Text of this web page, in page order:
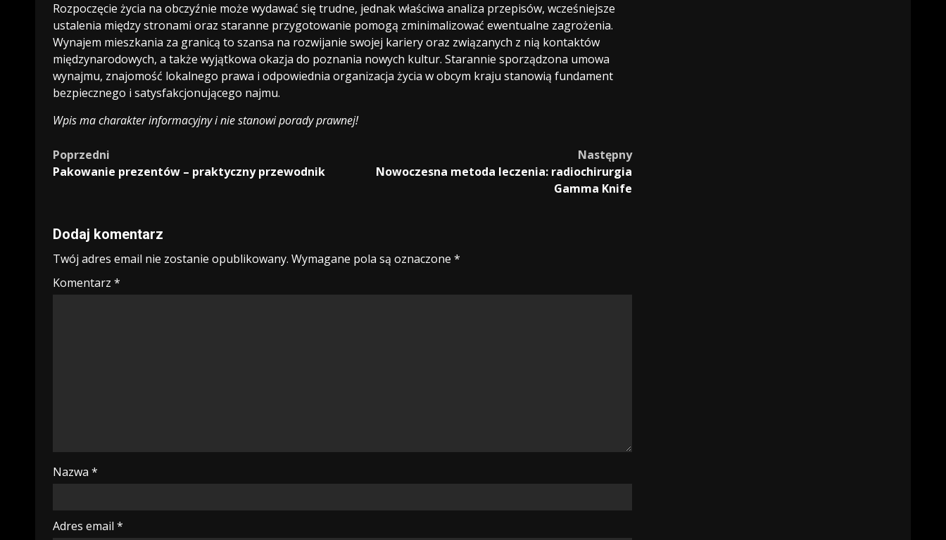
Rozpoczęcie życia na obczyźnie może wydawać się trudne, jednak właściwa analiza przepisów, wcześniejsze
ustalenia między stronami oraz staranne przygotowanie pomogą zminimalizować ewentualne zagrożenia.
Wynajem mieszkania za granicą to szansa na rozwijanie swojej kariery oraz związanych z nią kontaktów
międzynarodowych, a także wyjątkowa okazja do poznania nowych kultur. Starannie sporządzona umowa
wynajmu, znajomość lokalnego prawa i odpowiednia organizacja życia w obcym kraju stanowią fundament
bezpiecznego i satysfakcjonującego najmu.
Wpis ma charakter informacyjny i nie stanowi porady prawnej!
Zobacz
Poprzedni
Pakowanie prezentów – praktyczny przewodnik
Następny
Nowoczesna metoda leczenia: radiochirurgia
Gamma Knife
Dodaj komentarz
Twój adres email nie zostanie opublikowany. Wymagane pola są oznaczone *
Komentarz *
Nazwa *
Adres email *